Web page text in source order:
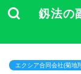
釼法の
エクシア合同会社(菊地